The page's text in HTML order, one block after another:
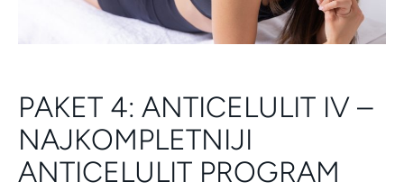
PAKET 4: ANTICELULIT IV –
NAJKOMPLETNIJI
ANTICELULIT PROGRAM